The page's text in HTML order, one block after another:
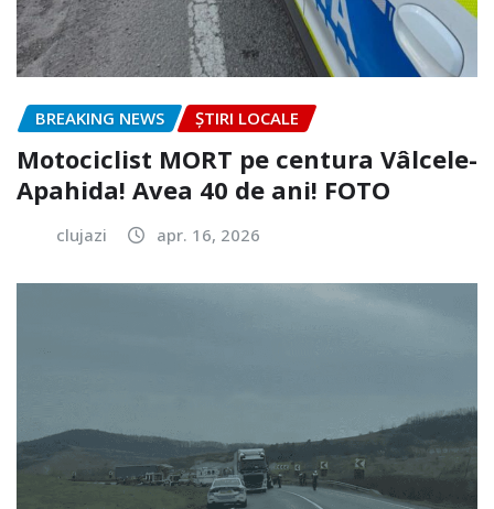
BREAKING NEWS ȘTIRI LOCALE
Motociclist MORT pe centura Vâlcele-
Apahida! Avea 40 de ani! FOTO
clujazi apr. 16, 2026